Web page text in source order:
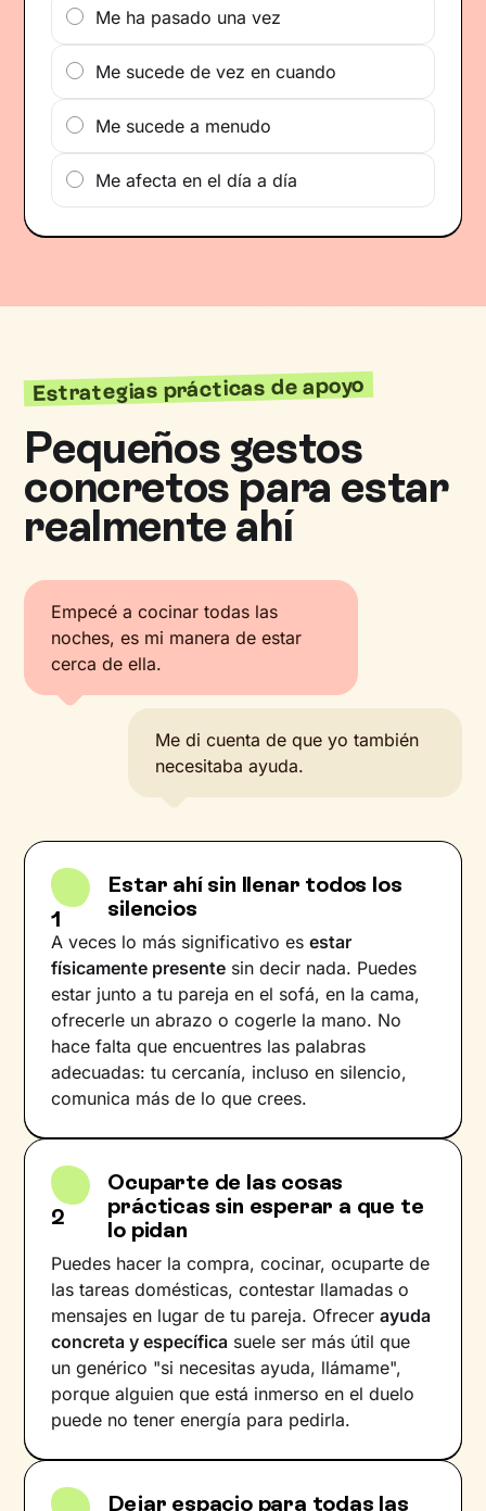
Me ha pasado una vez
Me sucede de vez en cuando
Me sucede a menudo
Me afecta en el día a día
Estrategias prácticas de apoyo
Pequeños gestos
concretos para estar
realmente ahí
Empecé a cocinar todas las
noches, es mi manera de estar
cerca de ella.
Me di cuenta de que yo también
necesitaba ayuda.
1
Estar ahí sin llenar todos los
silencios
A veces lo más significativo esestar
físicamente presente sin decir nada. Puedes
estar junto a tu pareja en el sofá, en la cama,
ofrecerle un abrazo o cogerle la mano. No
hace falta que encuentres las palabras
adecuadas: tu cercanía, incluso en silencio,
comunica más de lo que crees.
2
Ocuparte de las cosas
prácticas sin esperar a que te
lo pidan
Puedes hacer la compra, cocinar, ocuparte de
las tareas domésticas, contestar llamadas o
mensajes en lugar de tu pareja. Ofrecerayuda
concreta y específica suele ser más útil que
un genérico "si necesitas ayuda, llámame",
porque alguien que está inmerso en el duelo
puede no tener energía para pedirla.
Dejar espacio para todas las